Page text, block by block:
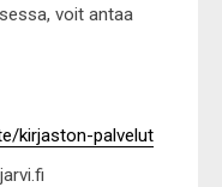
voit antaa
kirjaston-palvelut